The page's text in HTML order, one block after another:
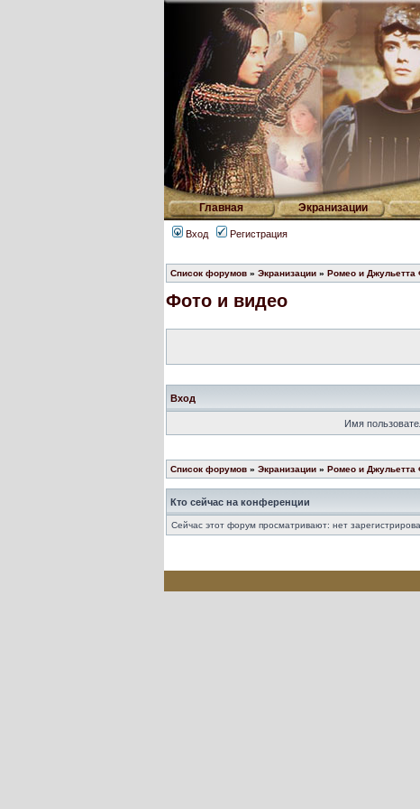
Главная Экранизации
Вход Регистрация
Список форумов » Экранизации » Ромео и
Фото и видео
Вход
Имя
Список форумов » Экранизации » Ромео и
Кто сейчас на конференции
Сейчас этот форум просматривают: нет